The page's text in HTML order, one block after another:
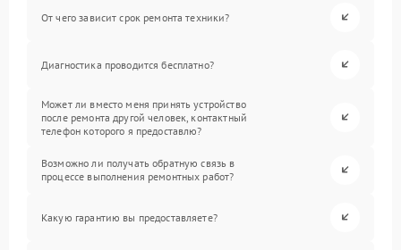
От чего зависит срок ремонта техники?
Диагностика проводится бесплатно?
Может ли вместо меня принять устройство
после ремонта другой человек, контактный
телефон которого я предоставлю?
Возможно ли получать обратную связь в
процессе выполнения ремонтных работ?
Какую гарантию вы предоставляете?